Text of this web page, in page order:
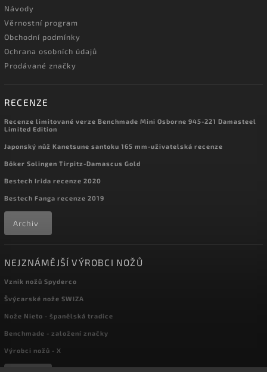
Návody
Věrnostní program
Obchodní podmínky
Ochrana osobních údajů
Prodávané značky
RECENZE
Recenze limitované verze Benchmade Mini Osborne 945-221 Damasteel
Limited Edition
Japonský nůž Kanetsune santoku 165 mm-uživatelská recenze
Böker Solingen Tirpitz-Damascus Gold
Bestech Irida recenze 2020
Bestech Fanga recenze 2019
Archiv
NEJZNÁMĚJŠÍ VÝROBCI NOŽŮ
Vznik nožů Spyderco
Švýcarské nože SWIZA
Nože Nieto - španělská tradice
Benchmade - založení značky
Výrobci nožů - X